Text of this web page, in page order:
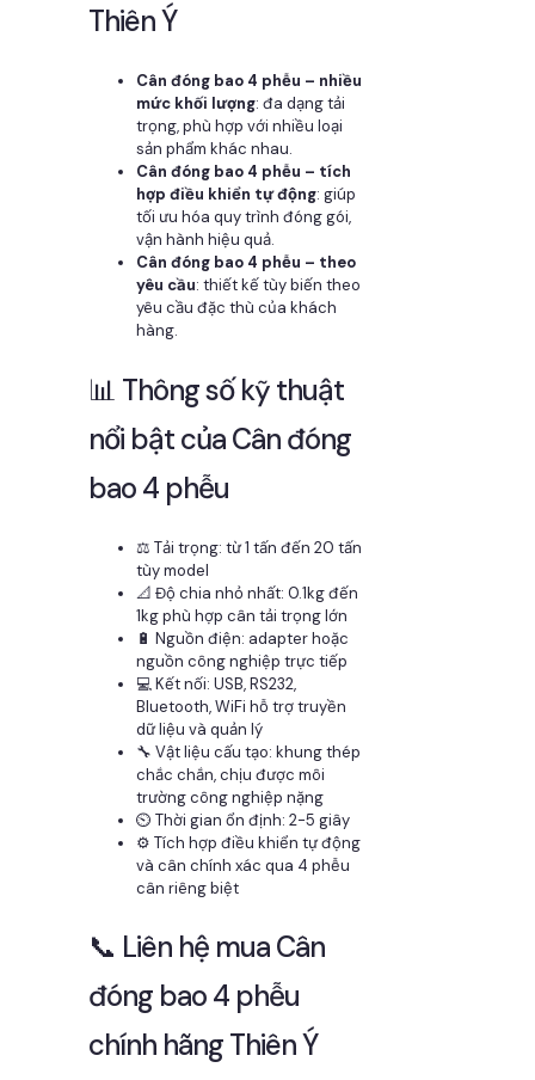
Thiên Ý
Cân đóng bao 4 phễu – nhiều
mức khối lượng: đa dạng tải
trọng, phù hợp với nhiều loại
sản phẩm khác nhau.
Cân đóng bao 4 phễu – tích
hợp điều khiển tự động: giúp
tối ưu hóa quy trình đóng gói,
vận hành hiệu quả.
Cân đóng bao 4 phễu – theo
yêu cầu: thiết kế tùy biến theo
yêu cầu đặc thù của khách
hàng.
📊 Thông số kỹ thuật
nổi bật của Cân đóng
bao 4 phễu
⚖️ Tải trọng: từ 1 tấn đến 20 tấn
tùy model
📐 Độ chia nhỏ nhất: 0.1kg đến
1kg phù hợp cân tải trọng lớn
🔋 Nguồn điện: adapter hoặc
nguồn công nghiệp trực tiếp
💻 Kết nối: USB, RS232,
Bluetooth, WiFi hỗ trợ truyền
dữ liệu và quản lý
🔧 Vật liệu cấu tạo: khung thép
chắc chắn, chịu được môi
trường công nghiệp nặng
⏲️ Thời gian ổn định: 2-5 giây
⚙️ Tích hợp điều khiển tự động
và cân chính xác qua 4 phễu
cân riêng biệt
📞 Liên hệ mua Cân
đóng bao 4 phễu
chính hãng Thiên Ý